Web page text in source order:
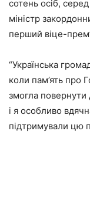
сотень осіб,
міністр
перший віце-
“Українська
коли пам’ять про
змогла
і я особливо
підтримували цю